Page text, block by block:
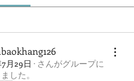
月29日 · さんがグループに
した。